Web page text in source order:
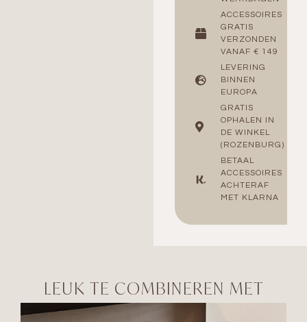
ACCESSOIRES
GRATIS
VERZONDEN
VANAF € 149
LEVERING
BINNEN
EUROPA
GRATIS
OPHALEN IN
DE WINKEL
(ROZENBURG)
BETAAL
ACCESSOIRES
ACHTERAF
MET KLARNA
LEUK TE COMBINEREN MET